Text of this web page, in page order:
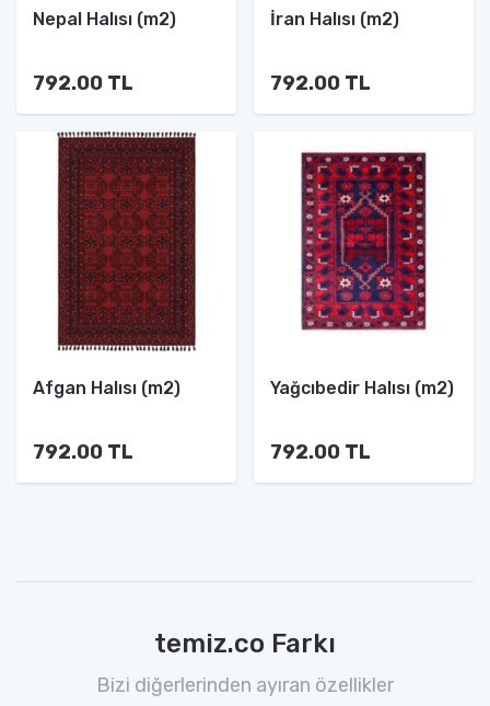
Nepal Halısı (m2)
792.00 TL
İran Halısı (m2)
792.00 TL
Afgan Halısı (m2)
792.00 TL
Yağcıbedir Halısı (m2)
792.00 TL
temiz.co Farkı
Bizi diğerlerinden ayıran özellikler